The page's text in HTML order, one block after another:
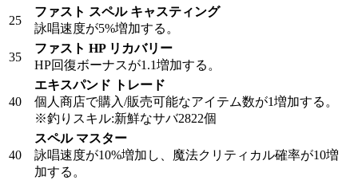
25
ファスト スペル キャスティング
詠唱速度が5%増加する。
35
ファスト HP リカバリー
HP回復ボーナスが1.1増加する。
40
エキスパンド トレード
個人商店で購入/販売可能なアイテム数が1増加する。
※釣りスキル:新鮮なサバ2822個
40
スペル マスター
詠唱速度が10%増加し、魔法クリティカル確率が10増
加する。